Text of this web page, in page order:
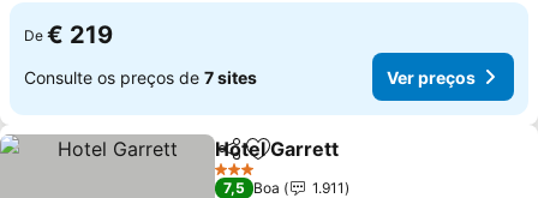
De € 219
Consulte os preços de 7 sites Ver preços
PartilharAdicionar aos favoritos
Hotel Garrett
3 Estrelas
7,5 Boa
1.911